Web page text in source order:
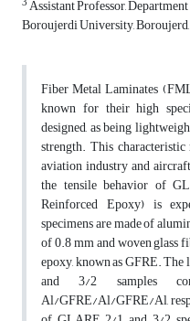
Assistant Professor,
Boroujerdi University,
Fiber Metal Laminates
known for their high
designed, as being
strength. This
aviation industry and
the tensile behavior of
Reinforced Epoxy) is
specimens are made of
of 0.8 mm and woven glass
epoxy, known as GFRE.
and 3/2 samples
Al/GFRE/Al/GFRE/Al,